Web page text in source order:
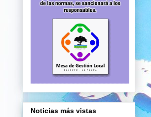
Noticias más vistas